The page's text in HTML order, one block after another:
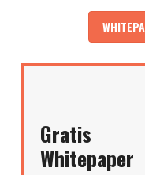
Gratis
Whitepaper